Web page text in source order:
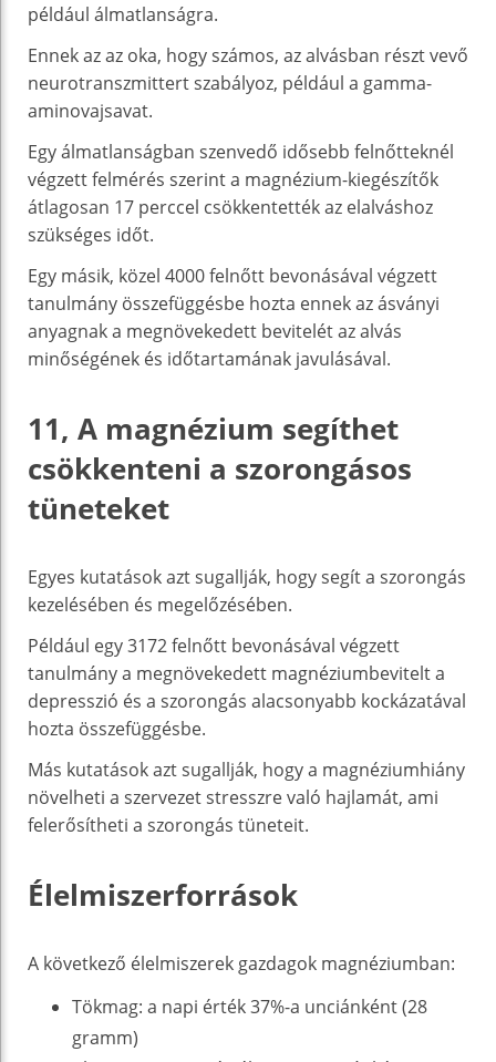
például álmatlanságra.
Ennek az az oka, hogy számos, az alvásban részt vevő
neurotranszmittert szabályoz, például a gamma-
aminovajsavat.
Egy álmatlanságban szenvedő idősebb felnőtteknél
végzett felmérés szerint a magnézium-kiegészítők
átlagosan 17 perccel csökkentették az elalváshoz
szükséges időt.
Egy másik, közel 4000 felnőtt bevonásával végzett
tanulmány összefüggésbe hozta ennek az ásványi
anyagnak a megnövekedett bevitelét az alvás
minőségének és időtartamának javulásával.
11, A magnézium segíthet
csökkenteni a szorongásos
tüneteket
Egyes kutatások azt sugallják, hogy segít a szorongás
kezelésében és megelőzésében.
Például egy 3172 felnőtt bevonásával végzett
tanulmány a megnövekedett magnéziumbevitelt a
depresszió és a szorongás alacsonyabb kockázatával
hozta összefüggésbe.
Más kutatások azt sugallják, hogy a magnéziumhiány
növelheti a szervezet stresszre való hajlamát, ami
felerősítheti a szorongás tüneteit.
Élelmiszerforrások
A következő élelmiszerek gazdagok magnéziumban:
Tökmag: a napi érték 37%-a unciánként (28
gramm)